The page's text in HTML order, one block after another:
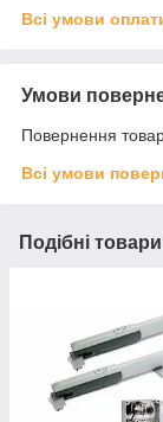
Всі умови
Умови
Повернення
Всі умови
Подібні